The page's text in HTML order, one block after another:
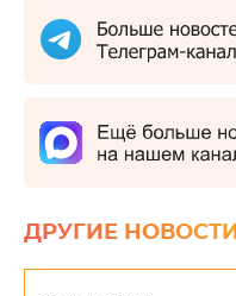
ДРУГИЕ НОВОСТИ